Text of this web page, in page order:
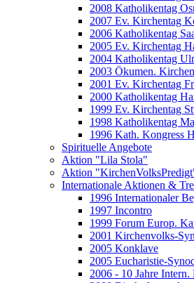
2008 Katholikentag
2007 Ev. Kirchentag
2006 Katholikentag
2005 Ev. Kirchentag
2004 Katholikentag
2003 Ökumen.
2001 Ev. Kirchentag
2000 Katholikentag
1999 Ev. Kirchentag
1998 Katholikentag
1996 Kath. Kongress
Spirituelle Angebote
Aktion "Lila Stola"
Aktion
Internationale Aktionen &
1996 Internationaler
1997 Incontro
1999 Forum Europ.
2001 Kirchenvolks-
2005 Konklave
2005 Eucharistie-
2006 - 10 Jahre